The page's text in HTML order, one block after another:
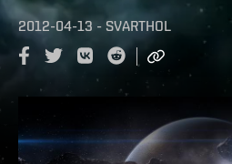
2012-04-13 - SVARTHOL